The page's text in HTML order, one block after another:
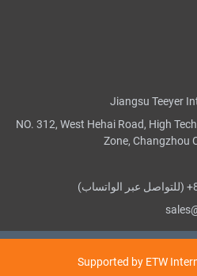
Jiangsu Teeyer
NO. 312, West Hehai Road, High
Zone, Changzhou
(للتواصل عبر الواتساب)
Supported by ETW